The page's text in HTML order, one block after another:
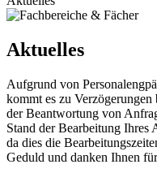
Aktuelles
Aufgrund von
kommt es zu
der Beantwortung von
Stand der Bearbeitung Ihres
da dies die
Geduld und danken Ihnen